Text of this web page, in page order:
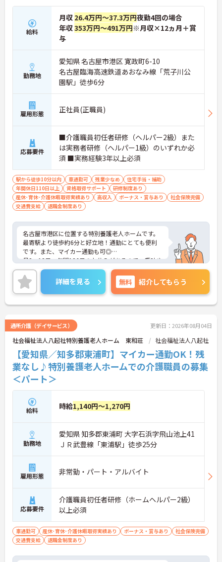
給料
月収 26.4万円～37.3万円夜勤4回の場合
年収353万円～491万円※月収×12ヵ月＋賞
与
勤務地
愛知県 名古屋市港区 寛政町6-10
名古屋臨海高速鉄道あおなみ線「荒子川公
園駅」徒歩6分
雇用形態 正社員(正職員)
応募要件
■介護職員初任者研修（ヘルパー2級）また
は実務者研修（ヘルパー1級）のいずれか必
須 ■実務経験3年以上必須
駅から徒歩10分以内 車通勤可 残業少なめ
住宅手当・補助
年間休日110日以上
資格取得サポート
研修制度あり
産休･育休･介護休暇取得実績あり
高収入 ボーナス・賞与あり
社会保険完備
交通費支給
退職金制度あり
名古屋市港区に位置する特別養護老人ホームです。
最寄駅より徒歩約6分と好立地！通勤にとても便利
です。また、マイカー通勤も可◎
月8～12日・年間126日のお休みがあるので、趣味や
ご家庭などプライベートも大切にしたい方にぴった
りです☆有給取得率も約70％の過去実績がありま
す。
ご興味のある方には、面接対策ポイントなど、さら
に詳細をご案内しますのでお気軽にご相談くださ
詳細を見る 無料 紹介してもらう
通所介護（デイサービス） 更新日：2026年08月04日
社会福祉法人八起社特別養護老人ホーム 東和荘 社会福祉法人八起社
【愛知県／知多郡東浦町】マイカー通勤OK！残
業なし♪特別養護老人ホームでの介護職員の募集
＜パート＞
給料 時給1,140円～1,270円
勤務地
愛知県 知多郡東浦町 大字石浜字飛山池上41
ＪＲ武豊線「東浦駅」徒歩25分
雇用形態 非常勤・パート・アルバイト
応募要件
介護職員初任者研修（ホームヘルパー2級）
以上必須
車通勤可 産休･育休･介護休暇取得実績あり ボーナス・賞与あり
社会保険完備
交通費支給
退職金制度あり